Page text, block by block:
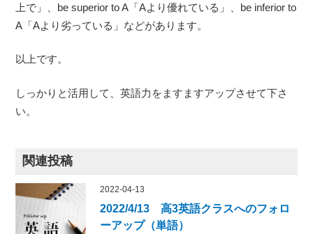
上で」、be superior to A「Aより優れている」、be inferior to
A「Aより劣っている」などがあります。
以上です。
しっかりと活用して、英語力をますますアップさせて下さ
い。
関連投稿
2022-04-13
2022/4/13 高3英語クラスへのフォロ
ーアップ（単語）